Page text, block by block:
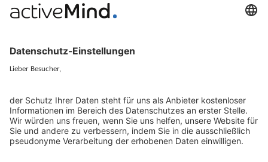
EU-Vertreter
Künstliche Intelligenz
KI und Datenschutz
Whistleblowing-Ombudsperson
Datenschutzvergleich
Über Gruppe